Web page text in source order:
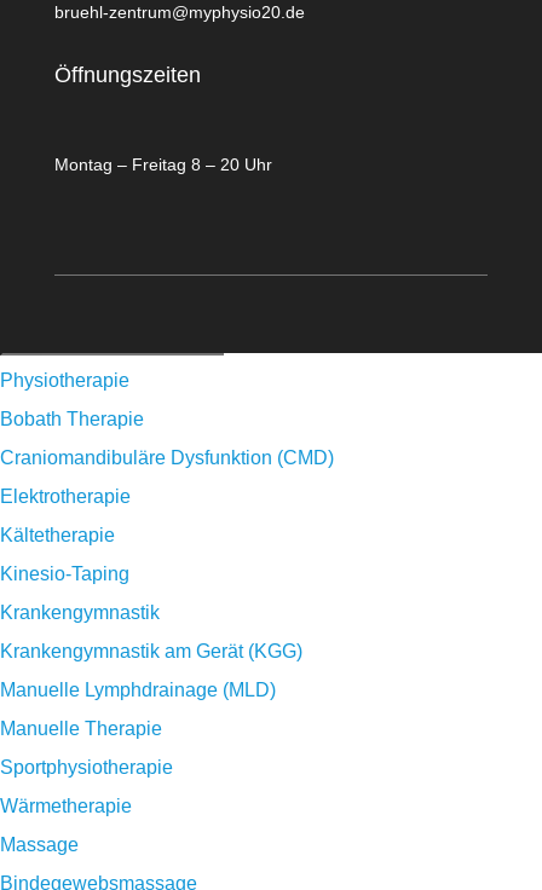
bruehl-zentrum@myphysio20.de
Öffnungszeiten
Montag – Freitag 8 – 20 Uhr
Physiotherapie
Bobath Therapie
Craniomandibuläre Dysfunktion (CMD)
Elektrotherapie
Kältetherapie
Kinesio-Taping
Krankengymnastik
Krankengymnastik am Gerät (KGG)
Manuelle Lymphdrainage (MLD)
Manuelle Therapie
Sportphysiotherapie
Wärmetherapie
Massage
Bindegewebsmassage